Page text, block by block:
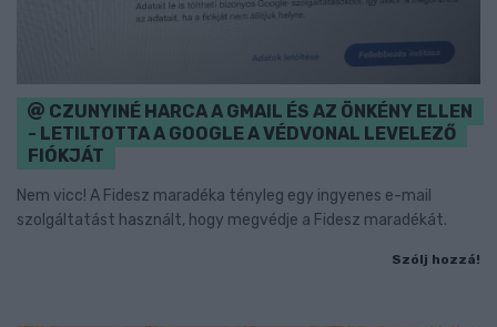
CZUNYINÉ HARCA A GMAIL ÉS AZ ÖNKÉNY ELLEN
- LETILTOTTA A GOOGLE A VÉDVONAL LEVELEZŐ
FIÓKJÁT
Nem vicc! A Fidesz maradéka tényleg egy ingyenes e-mail
szolgáltatást használt, hogy megvédje a Fidesz maradékát.
Szólj hozzá!